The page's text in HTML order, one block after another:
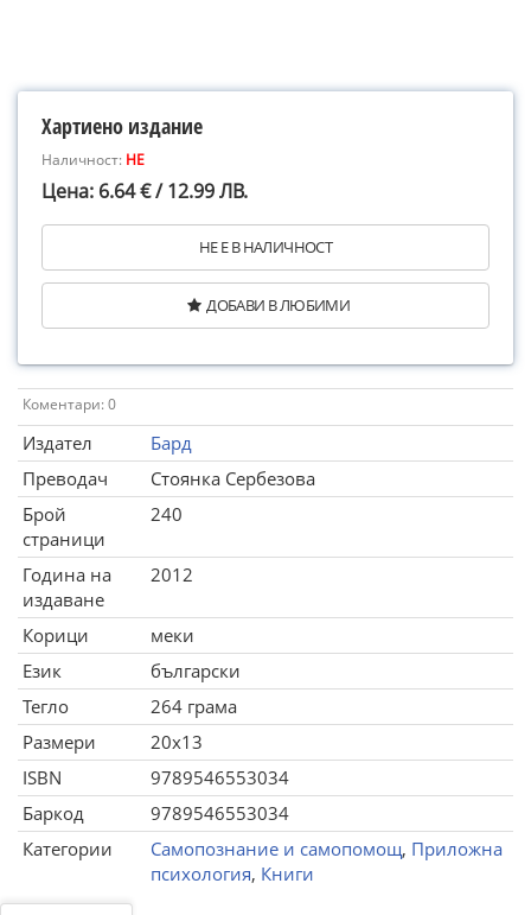
Хартиено издание
Наличност: НЕ
Цена: 6.64 € / 12.99 ЛВ.
НЕ Е В НАЛИЧНОСТ
ДОБАВИ В ЛЮБИМИ
Коментари: 0
Издател
Бард
Преводач
Стоянка Сербезова
Брой
страници
240
Година на
издаване
2012
Корици
меки
Език
български
Тегло
264 грама
Размери
20x13
ISBN
9789546553034
Баркод
9789546553034
Категории
Самопознание и самопомощ, Приложна
психология, Книги